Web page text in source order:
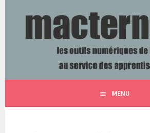
MACTERNELLE
LES OUTILS NUMÉRIQUES DE
MENU